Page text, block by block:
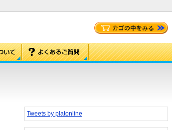
Tweets by platonline